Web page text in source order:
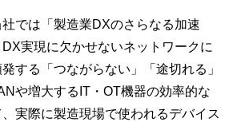
では「製造業DXのさらなる加速
実現に欠かせないネットワークに
する「つながらない」「途切れる」
や増大するIT・OT機器の効率的な
実際に製造現場で使われるデバイス